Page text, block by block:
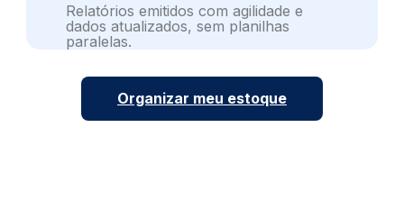
Relatórios emitidos com agilidade e
dados atualizados, sem planilhas
paralelas.
Organizar meu estoque